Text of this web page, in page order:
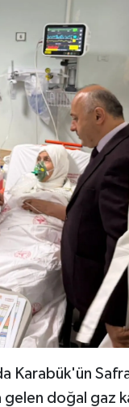
Karabük'ün
doğal gaz